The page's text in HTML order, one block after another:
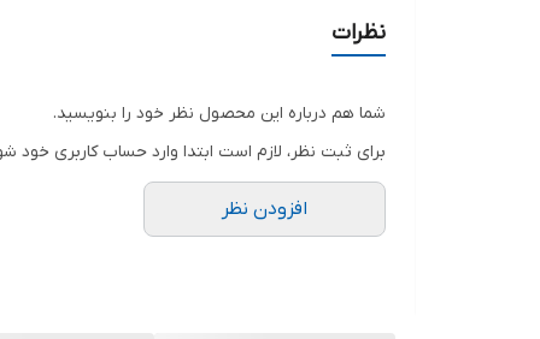
نظرات
شما هم درباره این محصول نظر خود را بنویسید.
برای ثبت نظر، لازم است ابتدا وارد حساب کاربری خود
افزودن نظر